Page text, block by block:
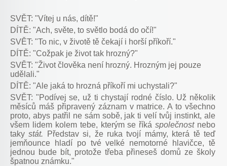
SVĚT: "Vítej u nás, dítě!"
DÍTĚ: "Ach, světe, to světlo bodá do očí!"
SVĚT: "To nic, v životě tě čekají i horší příkoří."
DÍTĚ: "Cožpak je život tak hrozný?"
SVĚT: "Život člověka není hrozný. Hrozným jej pouze
udělali."
DÍTĚ: "Ale jaká to hrozná příkoří mi uchystali?"
SVĚT: "Podívej se, už ti chystají rodné číslo. Už několik
měsíců máš připravený záznam v matrice. A to všechno
proto, abys patřil ne sám sobě, jak ti velí tvůj instinkt, ale
všem lidem kolem tebe, kterým se říkáspolečnostnebo
takystát. Představ si, že ruka tvojí mámy, která tě teď
jemňounce hladí po tvé velké nemotorné hlavičce, tě
jednou bude bít, protože třeba přineseš domů ze školy
špatnou známku."